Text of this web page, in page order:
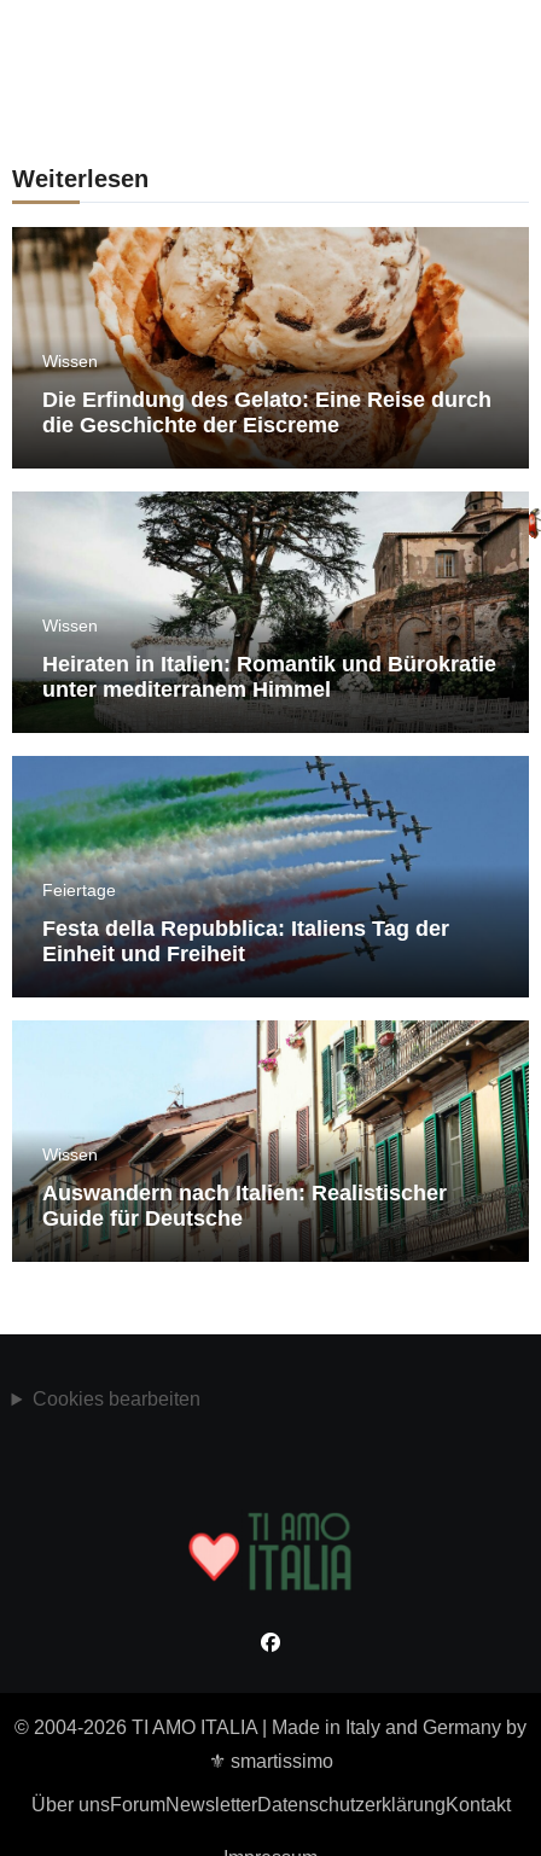
Weiterlesen
Wissen
Die Erfindung des Gelato: Eine Reise durch
die Geschichte der Eiscreme
Wissen
Heiraten in Italien: Romantik und Bürokratie
unter mediterranem Himmel
Feiertage
Festa della Repubblica: Italiens Tag der
Einheit und Freiheit
Wissen
Auswandern nach Italien: Realistischer
Guide für Deutsche
Cookies bearbeiten
© 2004-2026 TI AMO ITALIA
Made in Italy and Germany by
⚜ smartissimo
Über unsForumNewsletterDatenschutzerklärungKontakt